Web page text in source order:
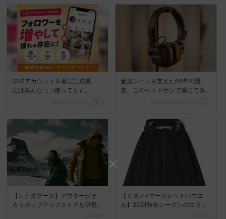
SNSアカウントを着実に成長。
実はみんなココ使ってます。
音楽シーンを支えた64年の歴
史、このヘッドホンで感じてみ
【カナダグース】アウターがそ
ろうポップアップストアを伊勢
【ミズノ×マーガレットハウエ
ル】2021秋冬シーズンのコラボ